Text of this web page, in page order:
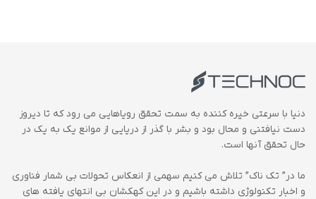
دنیا با سرعتی خیره کننده به سمت تحقق رویاهایی می رود که تا دیروز
دست نیافتنی و محال بود و بشر با گذر از دریایی از موانع یک به یک در
حال تحقق آنها است.
ما در” تک ناک” تلاش می کنیم سهمی از انعکاس تحولات بی شمار فناوری
و اخبار تکنولوژی داشته باشیم و در این کهکشان بی انتهای یافته های